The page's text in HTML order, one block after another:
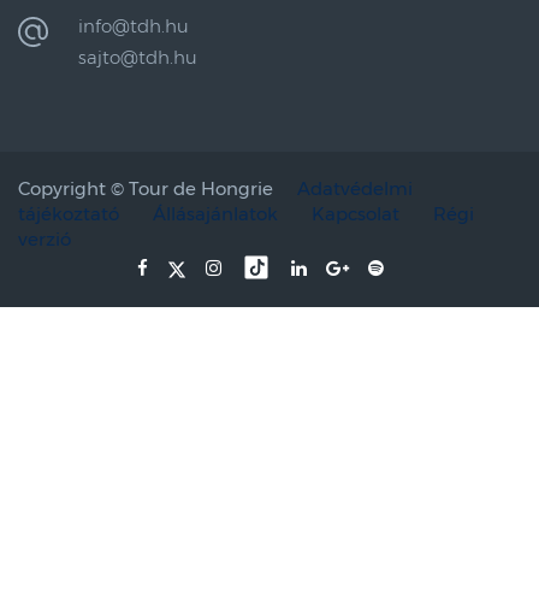
info@tdh.hu
sajto@tdh.hu
Copyright © Tour de Hongrie
Adatvédelmi
tájékoztató
Állásajánlatok Kapcsolat
Régi
verzió